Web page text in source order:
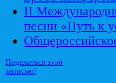
II
песни «Путь к
Поделиться этой
записью!